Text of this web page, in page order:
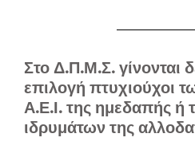
Στο Δ.Π.Μ.Σ. γίνονται
επιλογή πτυχιούχοι
Α.Ε.Ι. της ημεδαπής ή
ιδρυμάτων της